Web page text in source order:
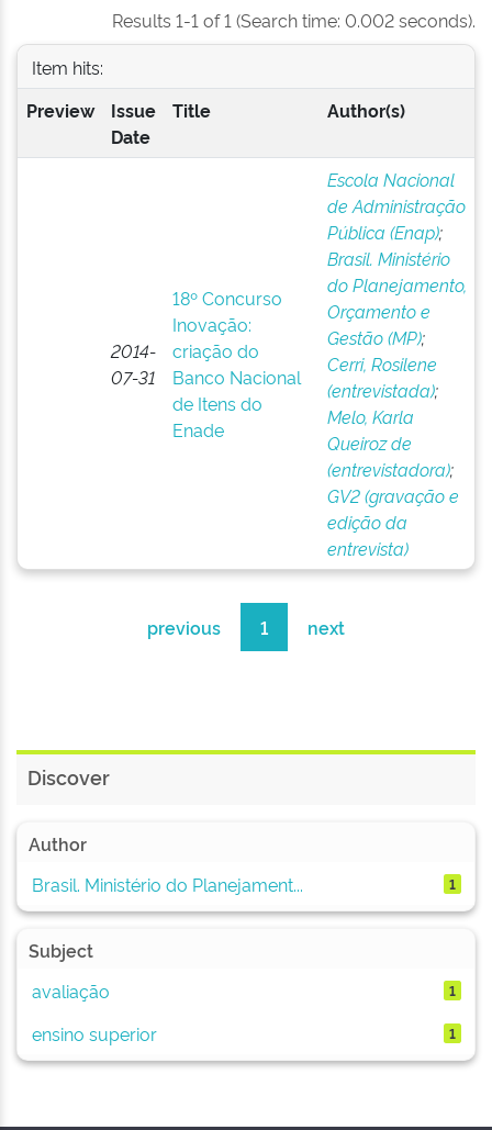
Results 1-1 of 1 (Search time: 0.002 seconds).
Item hits:
Preview
Issue
Date
Title Author(s)
2014-
07-31
18º Concurso
Inovação:
criação do
Banco Nacional
de Itens do
Enade
Escola Nacional
de Administração
Pública (Enap);
Brasil. Ministério
do Planejamento,
Orçamento e
Gestão (MP);
Cerri, Rosilene
(entrevistada);
Melo, Karla
Queiroz de
(entrevistadora);
GV2 (gravação e
edição da
entrevista)
previous 1 next
Discover
Author
Brasil. Ministério do Planejament...
1
Subject
avaliação
1
ensino superior 1